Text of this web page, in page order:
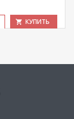
КУПИТЬ